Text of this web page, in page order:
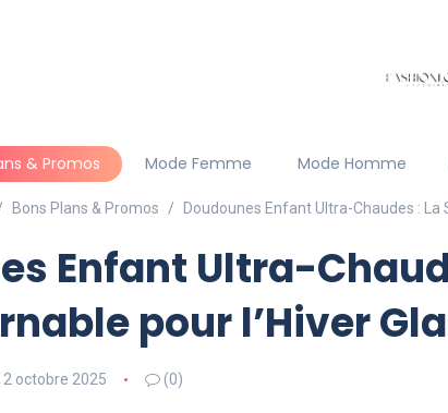
& Promos Mode Femme Mode Homme
Bons Plans & Promos Doudounes Enfant Ultra-Chaudes : La
Enfant Ultra-
pour l’Hiver
2 octobre 2025 (0)